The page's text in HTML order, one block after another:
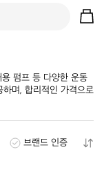
펌프 등 다양한 운동
며, 합리적인 가격으로
브랜드 인증